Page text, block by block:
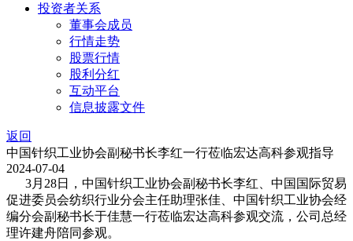
投资者关系
董事会成员
行情走势
股票行情
股利分红
互动平台
信息披露文件
返回
中国针织工业协会副秘书长李红一行莅临宏达高科参观指导
2024-07-04
3月28日，中国针织工业协会副秘书长李红、中国国际贸易
促进委员会纺织行业分会主任助理张佳、中国针织工业协会经
编分会副秘书长于佳慧一行莅临宏达高科参观交流，公司总经
理许建舟陪同参观。